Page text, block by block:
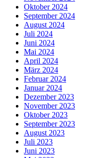
Oktober 2024
September 2024
August 2024
Juli 2024
Juni 2024
Mai 2024
April 2024
März 2024
Februar 2024
Januar 2024
Dezember 2023
November 2023
Oktober 2023
September 2023
August 2023
Juli 2023
Juni 2023